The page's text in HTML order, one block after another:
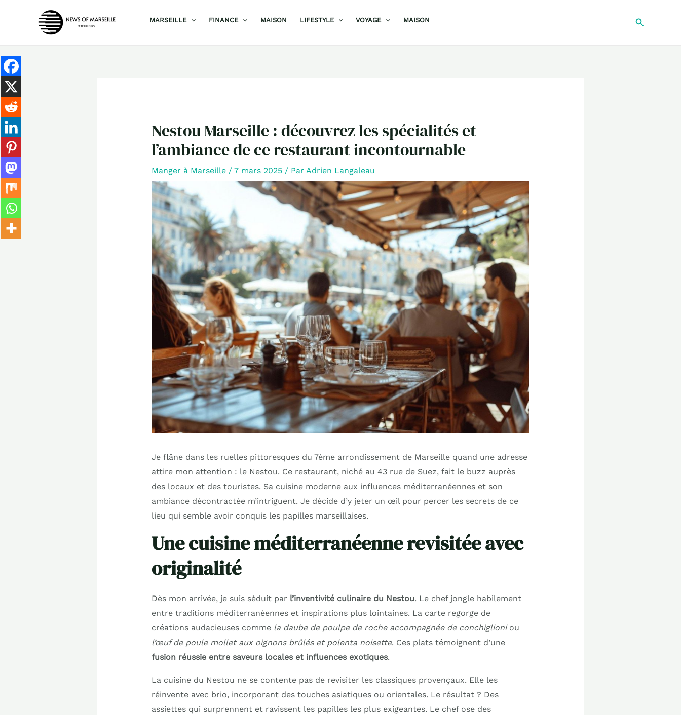
MARSEILLE FINANCE MAISON LIFESTYLE VOYAGE MAISON
Nestou Marseille : découvrez les spécialités et
l’ambiance de ce restaurant incontournable
Manger à Marseille/ 7 mars 2025 / Par Adrien Langaleau
Je flâne dans les ruelles pittoresques du 7ème arrondissement de Marseille quand une adresse
attire mon attention : le Nestou. Ce restaurant, niché au 43 rue de Suez, fait le buzz auprès
des locaux et des touristes. Sa cuisine moderne aux influences méditerranéennes et son
ambiance décontractée m’intriguent. Je décide d’y jeter un œil pour percer les secrets de ce
lieu qui semble avoir conquis les papilles marseillaises.
Une cuisine méditerranéenne revisitée avec
originalité
Dès mon arrivée, je suis séduit par l’inventivité culinaire du Nestou. Le chef jongle habilement
entre traditions méditerranéennes et inspirations plus lointaines. La carte regorge de
créations audacieuses comme la daube de poulpe de roche accompagnée de conchiglioniou
l’œuf de poule mollet aux oignons brûlés et polenta noisette. Ces plats témoignent d’une
fusion réussie entre saveurs locales et influences exotiques.
La cuisine du Nestou ne se contente pas de revisiter les classiques provençaux. Elle les
réinvente avec brio, incorporant des touches asiatiques ou orientales. Le résultat ? Des
assiettes qui surprennent et ravissent les papilles les plus exigeantes. Le chef ose des